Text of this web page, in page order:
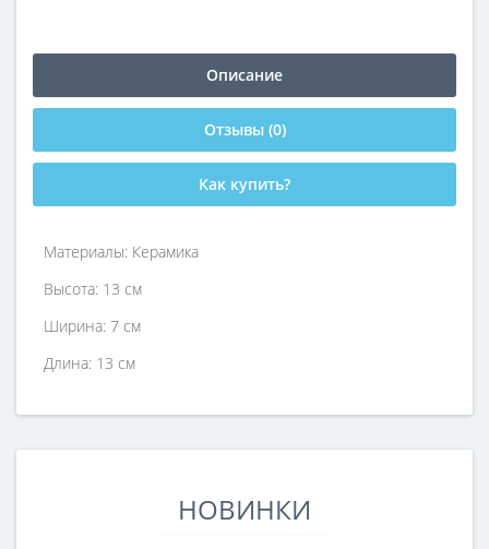
Описание
Отзывы (0)
Как купить?
Материалы: Керамика
Высота: 13 см
Ширина: 7 см
Длина: 13 см
НОВИНКИ